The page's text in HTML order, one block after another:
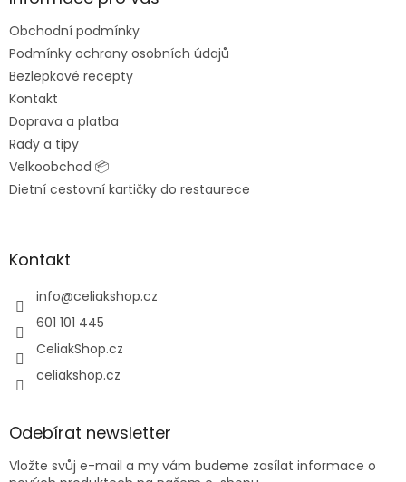
Obchodní podmínky
Podmínky ochrany osobních údajů
Bezlepkové recepty
Kontakt
Doprava a platba
Rady a tipy
Velkoobchod 📦
Dietní cestovní kartičky do restaurece
Kontakt
info@celiakshop.cz
601 101 445
CeliakShop.cz
celiakshop.cz
Odebírat newsletter
Vložte svůj e-mail a my vám budeme zasílat informace o